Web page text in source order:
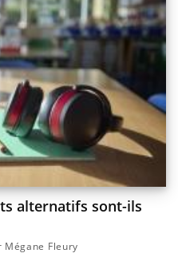
alternatifs sont-ils
Mégane Fleury